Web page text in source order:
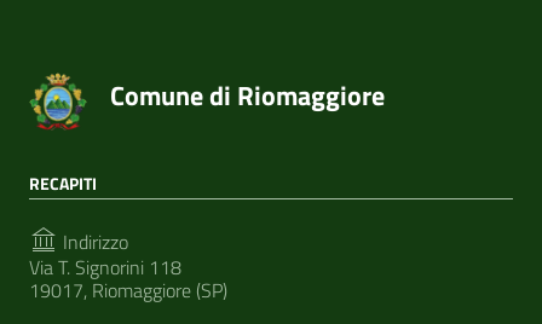
Comune di Riomaggiore
RECAPITI
Indirizzo
Via T. Signorini 118
19017, Riomaggiore (SP)